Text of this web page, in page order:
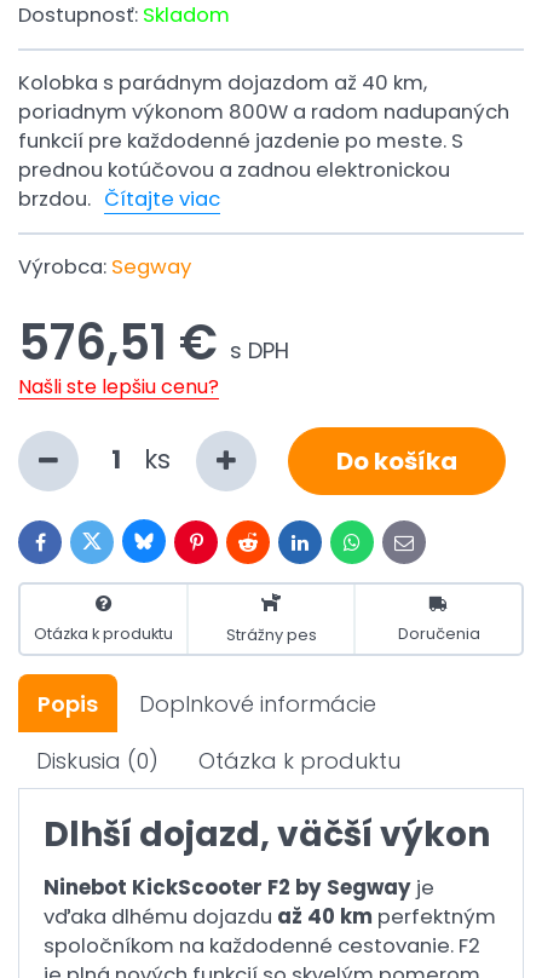
Dostupnosť: Skladom
Kolobka s parádnym dojazdom až 40 km,
poriadnym výkonom 800W a radom nadupaných
funkcií pre každodenné jazdenie po meste. S
prednou kotúčovou a zadnou elektronickou
brzdou. Čítajte viac
Výrobca: Segway
576,51 € s DPH
Našli ste lepšiu cenu?
ks Do košíka
FacebookTwitterBlueskyPinterestRedditLinkedInWhatsApp
E-
mail
Otázka k produktu Strážny pes Doručenia
Popis
Doplnkové informácie
Diskusia (0) Otázka k produktu
Dlhší dojazd, väčší výkon
Ninebot KickScooter F2 by Segway je
vďaka dlhému dojazdu až 40 km perfektným
spoločníkom na každodenné cestovanie. F2